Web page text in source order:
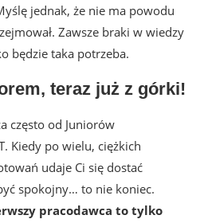
jednak, że nie ma powodu
Zawsze braki w wiedzy
będzie taka potrzeba.
teraz już z górki!
często od Juniorów
Kiedy po wielu, ciężkich
udaje Ci się dostać
spokojny… to nie koniec.
pracodawca to tylko